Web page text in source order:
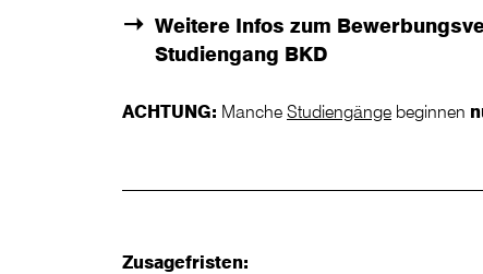
Weitere Infos zum
Studiengang BKD
ACHTUNG: Manche Studiengänge beginnen
Zusagefristen: